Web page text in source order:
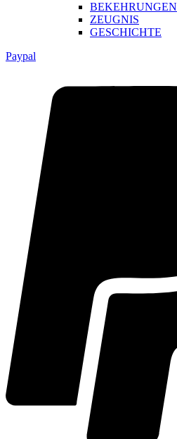
BEKEHRUNGEN
ZEUGNIS
GESCHICHTE
Paypal